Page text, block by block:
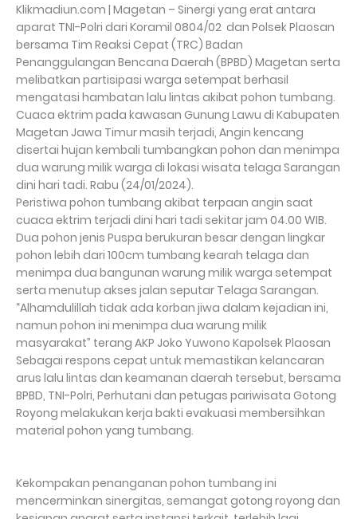
Klikmadiun.com | Magetan – Sinergi yang erat antara
aparat TNI-Polri dari Koramil 0804/02 dan Polsek Plaosan
bersama Tim Reaksi Cepat (TRC) Badan
Penanggulangan Bencana Daerah (BPBD) Magetan serta
melibatkan partisipasi warga setempat berhasil
mengatasi hambatan lalu lintas akibat pohon tumbang.
Cuaca ektrim pada kawasan Gunung Lawu di Kabupaten
Magetan Jawa Timur masih terjadi, Angin kencang
disertai hujan kembali tumbangkan pohon dan menimpa
dua warung milik warga di lokasi wisata telaga Sarangan
dini hari tadi. Rabu (24/01/2024).
Peristiwa pohon tumbang akibat terpaan angin saat
cuaca ektrim terjadi dini hari tadi sekitar jam 04.00 WIB.
Dua pohon jenis Puspa berukuran besar dengan lingkar
pohon lebih dari 100cm tumbang kearah telaga dan
menimpa dua bangunan warung milik warga setempat
serta menutup akses jalan seputar Telaga Sarangan.
“Alhamdulillah tidak ada korban jiwa dalam kejadian ini,
namun pohon ini menimpa dua warung milik
masyarakat” terang AKP Joko Yuwono Kapolsek Plaosan
Sebagai respons cepat untuk memastikan kelancaran
arus lalu lintas dan keamanan daerah tersebut, bersama
BPBD, TNI-Polri, Perhutani dan petugas pariwisata Gotong
Royong melakukan kerja bakti evakuasi membersihkan
material pohon yang tumbang.
Kekompakan penanganan pohon tumbang ini
mencerminkan sinergitas, semangat gotong royong dan